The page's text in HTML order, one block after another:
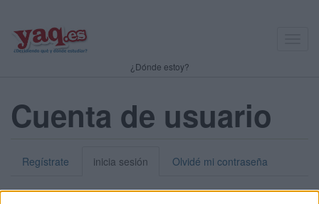
¿Dónde estoy?
Cuenta de usuario
Regístrate inicia sesión Olvidé mi contraseña